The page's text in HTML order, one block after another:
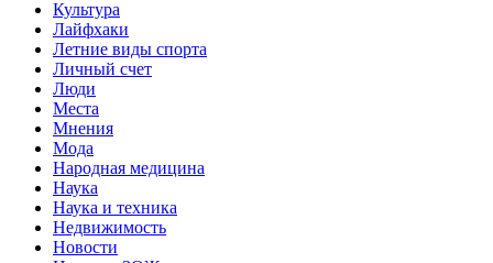
Культура
Лайфхаки
Летние виды спорта
Личный счет
Люди
Места
Мнения
Мода
Народная медицина
Наука
Наука и техника
Недвижимость
Новости